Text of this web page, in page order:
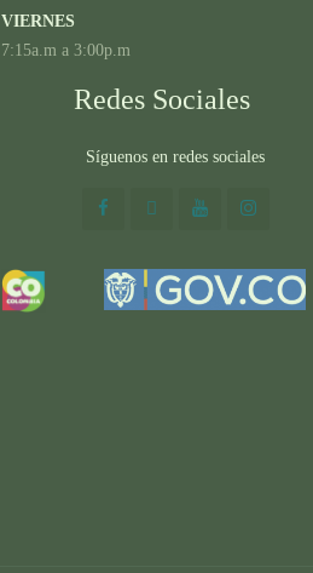
VIERNES
7:15a.m a 3:00p.m
Redes Sociales
Síguenos en redes sociales